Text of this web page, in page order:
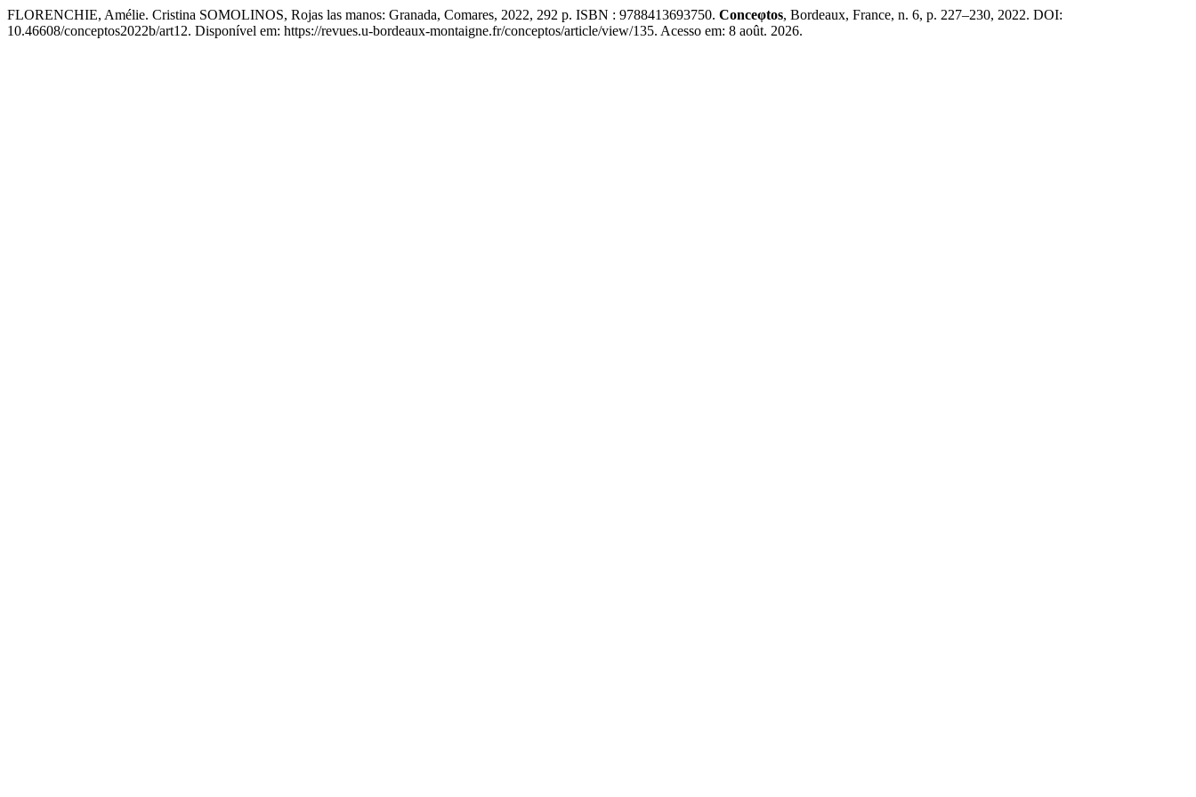
FLORENCHIE, Amélie. Cristina SOMOLINOS, Rojas las manos: Granada, Comares, 2022, 292 p. ISBN : 9788413693750. Conceφtos, Bordeaux, France, n. 6, p. 227–230, 2022. DOI:
10.46608/conceptos2022b/art12. Disponível em: https://revues.u-bordeaux-montaigne.fr/conceptos/article/view/135. Acesso em: 8 août. 2026.